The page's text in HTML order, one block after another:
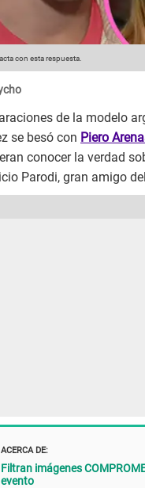
con esta respuesta.
de la modelo
se besó con Piero
conocer la verdad
Parodi, gran amigo
ACERCA DE:
Filtran imágenes
evento